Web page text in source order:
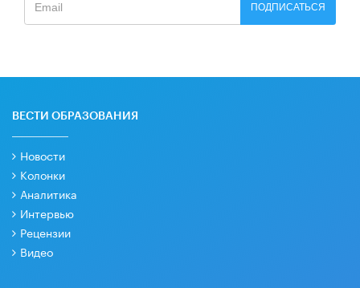
ПОДПИСАТЬСЯ
ВЕСТИ ОБРАЗОВАНИЯ
Новости
Колонки
Аналитика
Интервью
Рецензии
Видео